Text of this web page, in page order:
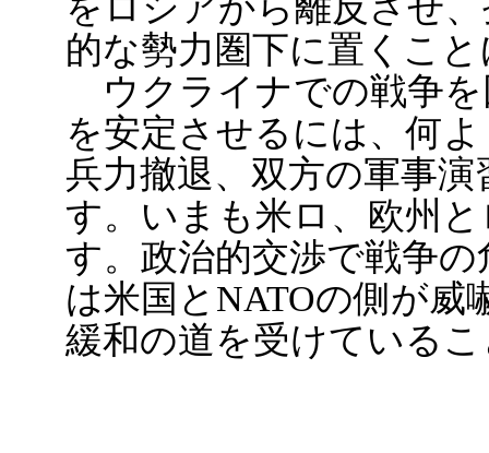
的な勢力圏下に置くこ
ウクライナでの戦争を
を安定させるには、何
兵力撤退、双方の軍事
す。いまも米ロ、欧州
す。政治的交渉で戦争
は米国とNATOの側が威
緩和の道を受けている